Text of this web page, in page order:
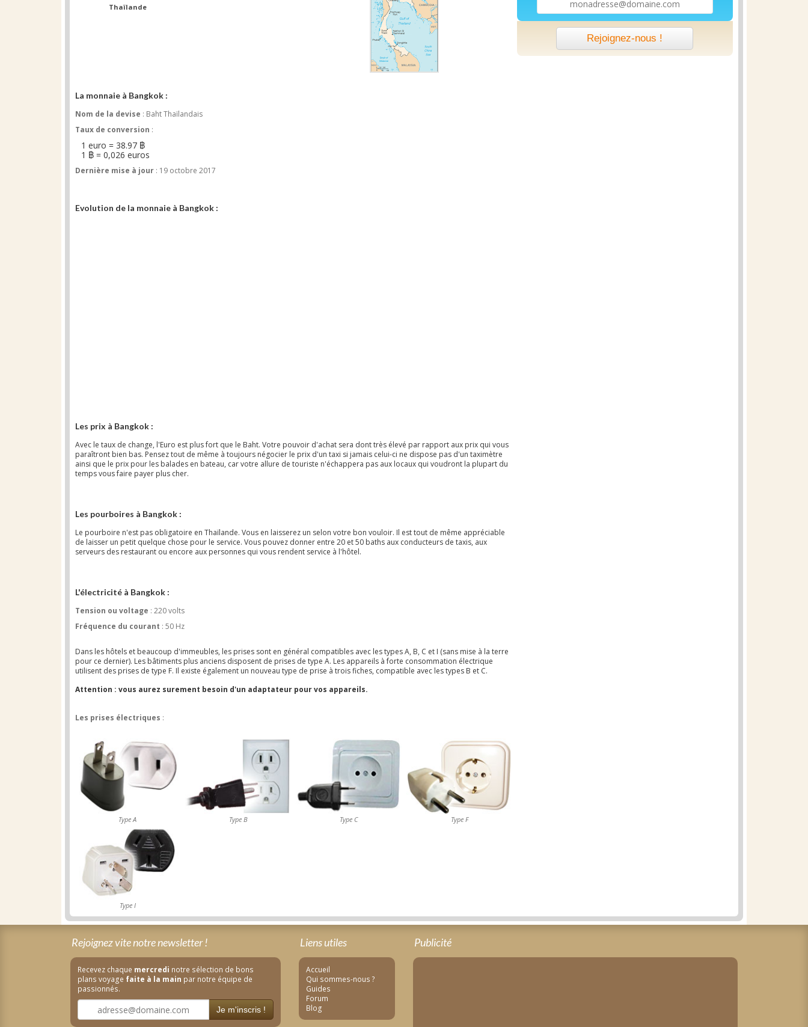
Thaïlande
La monnaie à Bangkok :
Nom de la devise : Baht Thaïlandais
Taux de conversion :
1 euro = 38.97 ฿
1 ฿ = 0,026 euros
Dernière mise à jour : 19 octobre 2017
Evolution de la monnaie à Bangkok :
Les prix à Bangkok :
Avec le taux de change, l'Euro est plus fort que le Baht. Votre pouvoir d'achat sera dont très élevé par rapport aux prix qui vous
paraîtront bien bas. Pensez tout de même à toujours négocier le prix d'un taxi si jamais celui-ci ne dispose pas d'un taximètre
ainsi que le prix pour les balades en bateau, car votre allure de touriste n'échappera pas aux locaux qui voudront la plupart du
temps vous faire payer plus cher.
Les pourboires à Bangkok :
Le pourboire n'est pas obligatoire en Thaïlande. Vous en laisserez un selon votre bon vouloir. Il est tout de même appréciable
de laisser un petit quelque chose pour le service. Vous pouvez donner entre 20 et 50 baths aux conducteurs de taxis, aux
serveurs des restaurant ou encore aux personnes qui vous rendent service à l'hôtel.
L'électricité à Bangkok :
Tension ou voltage : 220 volts
Fréquence du courant : 50 Hz
Dans les hôtels et beaucoup d'immeubles, les prises sont en général compatibles avec les types A, B, C et I (sans mise à la terre
pour ce dernier). Les bâtiments plus anciens disposent de prises de type A. Les appareils à forte consommation électrique
utilisent des prises de type F. Il existe également un nouveau type de prise à trois fiches, compatible avec les types B et C.
Attention : vous aurez surement besoin d'un adaptateur pour vos appareils.
Les prises électriques :
Type A Type B Type C Type F
Type I
Rejoignez-nous !
Rejoignez vite notre newsletter !
Recevez chaque mercredi notre sélection de bons
plans voyage faite à la main par notre équipe de
passionnés.
Je m'inscris !
Liens utiles
Accueil
Qui sommes-nous ?
Guides
Forum
Blog
Publicité